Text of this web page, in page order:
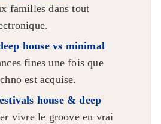
familles dans tout
house vs minimal
fines une fois que
est acquise.
house & deep
vivre le groove en vrai